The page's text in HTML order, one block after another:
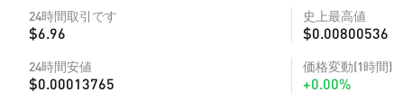
24時間取引です
$6.96
史上最高値
$0.00800536
24時間安値
$0.00013765
価格変動(1時間)
+0.00%